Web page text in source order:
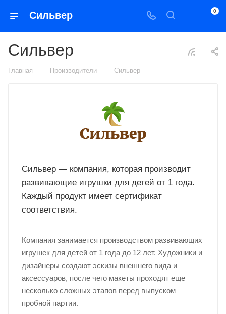
Сильвер 0
Сильвер
Главная — Производители — Сильвер
Сильвер — компания, которая производит
развивающие игрушки для детей от 1 года.
Каждый продукт имеет сертификат
соответствия.
Компания занимается производством развивающих
игрушек для детей от 1 года до 12 лет. Художники и
дизайнеры создают эскизы внешнего вида и
аксессуаров, после чего макеты проходят еще
несколько сложных этапов перед выпуском
пробной партии.